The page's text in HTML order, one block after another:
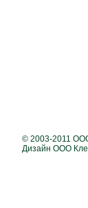
© 2003-2011
Дизайн ООО